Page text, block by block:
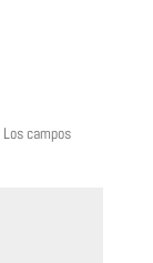
Los campos